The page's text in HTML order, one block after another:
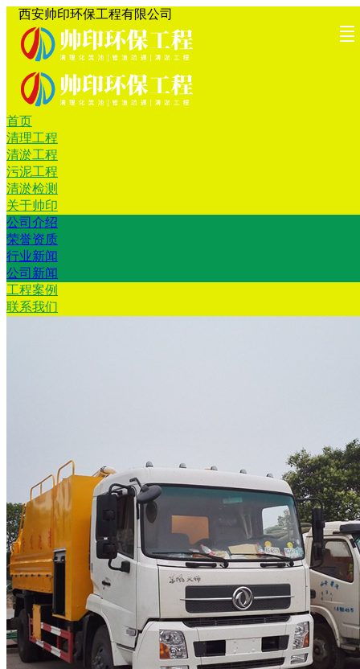
西安帅印环保工程有限公司
首页
首页
清理工程
清淤工程
污泥工程
清淤检测
关于帅印
公司介绍
荣誉资质
行业新闻
公司新闻
工程案例
联系我们